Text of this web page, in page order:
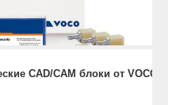
CAD/CAM блоки от VOCO